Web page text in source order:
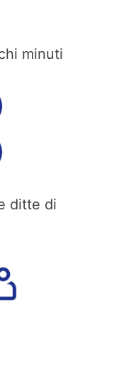
minuti
ditte di